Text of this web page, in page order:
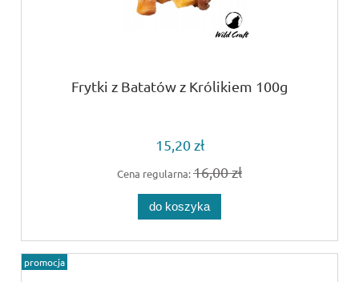
Frytki z Batatów z Królikiem 100g
15,20 zł
Cena regularna:16,00 zł
do koszyka
promocja